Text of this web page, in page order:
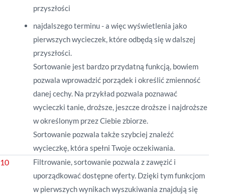
przyszłości
najdalszego terminu - a więc wyświetlenia jako
pierwszych wycieczek, które odbędą się w dalszej
przyszłości.
Sortowanie jest bardzo przydatną funkcją, bowiem
pozwala wprowadzić porządek i określić zmienność
danej cechy. Na przykład pozwala poznawać
wycieczki tanie, droższe, jeszcze droższe i najdroższe
w określonym przez Ciebie zbiorze.
Sortowanie pozwala także szybciej znaleźć
wycieczkę, która spełni Twoje oczekiwania.
Filtrowanie, sortowanie pozwala z zawęzić i
uporządkować dostępne oferty. Dzięki tym funkcjom
w pierwszych wynikach wyszukiwania znajdują się